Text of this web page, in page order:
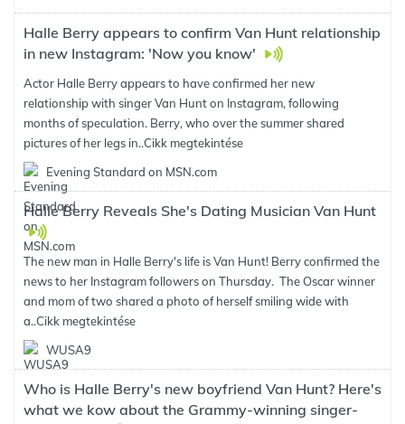
Halle Berry appears to confirm Van Hunt relationship
in new Instagram: 'Now you know'
Actor Halle Berry appears to have confirmed her new
relationship with singer Van Hunt on Instagram, following
months of speculation. Berry, who over the summer shared
pictures of her legs in..Cikk megtekintése
Evening Standard on MSN.com
Halle Berry Reveals She's Dating Musician Van Hunt
The new man in Halle Berry's life is Van Hunt! Berry confirmed the
news to her Instagram followers on Thursday. The Oscar winner
and mom of two shared a photo of herself smiling wide with
a..Cikk megtekintése
WUSA9
Who is Halle Berry's new boyfriend Van Hunt? Here's
what we kow about the Grammy-winning singer-